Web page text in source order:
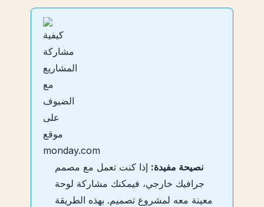
نصيحة مفيدة: إذا كنت تعمل مع مصمم
جرافيك خارجي، فيمكنك مشاركة لوحة
معينة معه لمشروع تصميم. بهذه الطريقة